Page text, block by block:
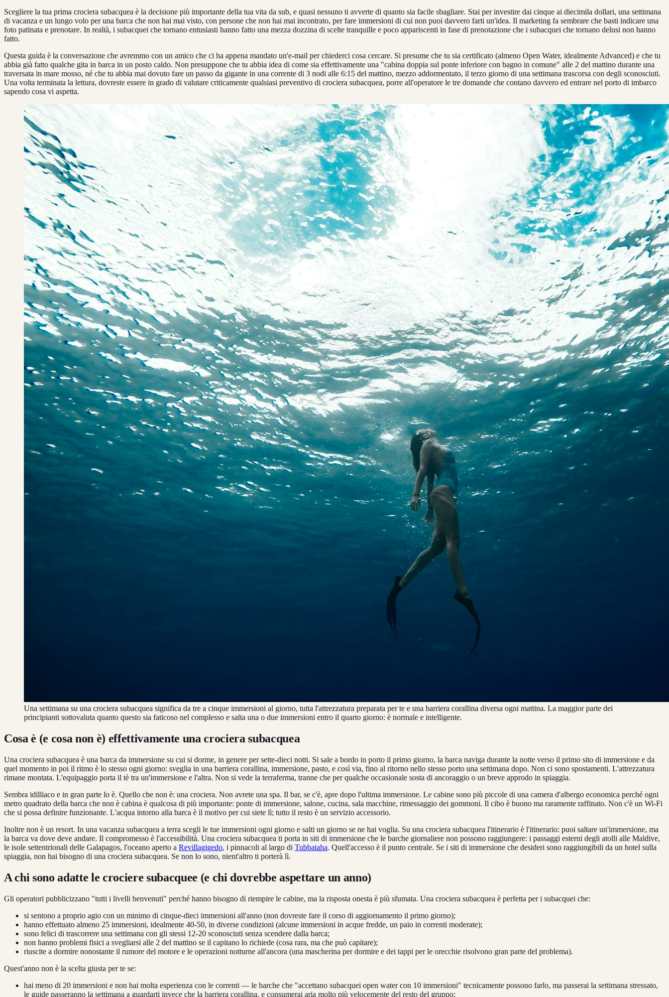
Scegliere la tua prima crociera subacquea è la decisione più importante della tua vita da sub, e quasi nessuno ti avverte di quanto sia facile sbagliare. Stai per investire dai cinque ai diecimila dollari, una settimana
di vacanza e un lungo volo per una barca che non hai mai visto, con persone che non hai mai incontrato, per fare immersioni di cui non puoi davvero farti un'idea. Il marketing fa sembrare che basti indicare una
foto patinata e prenotare. In realtà, i subacquei che tornano entusiasti hanno fatto una mezza dozzina di scelte tranquille e poco appariscenti in fase di prenotazione che i subacquei che tornano delusi non hanno
fatto.
Questa guida è la conversazione che avremmo con un amico che ci ha appena mandato un'e-mail per chiederci cosa cercare. Si presume che tu sia certificato (almeno Open Water, idealmente Advanced) e che tu
abbia già fatto qualche gita in barca in un posto caldo. Non presuppone che tu abbia idea di come sia effettivamente una "cabina doppia sul ponte inferiore con bagno in comune" alle 2 del mattino durante una
traversata in mare mosso, né che tu abbia mai dovuto fare un passo da gigante in una corrente di 3 nodi alle 6:15 del mattino, mezzo addormentato, il terzo giorno di una settimana trascorsa con degli sconosciuti.
Una volta terminata la lettura, dovreste essere in grado di valutare criticamente qualsiasi preventivo di crociera subacquea, porre all'operatore le tre domande che contano davvero ed entrare nel porto di imbarco
sapendo cosa vi aspetta.
Una settimana su una crociera subacquea significa da tre a cinque immersioni al giorno, tutta l'attrezzatura preparata per te e una barriera corallina diversa ogni mattina. La maggior parte dei
principianti sottovaluta quanto questo sia faticoso nel complesso e salta una o due immersioni entro il quarto giorno: è normale e intelligente.
Cosa è (e cosa non è) effettivamente una crociera subacquea
Una crociera subacquea è una barca da immersione su cui si dorme, in genere per sette-dieci notti. Si sale a bordo in porto il primo giorno, la barca naviga durante la notte verso il primo sito di immersione e da
quel momento in poi il ritmo è lo stesso ogni giorno: sveglia in una barriera corallina, immersione, pasto, e così via, fino al ritorno nello stesso porto una settimana dopo. Non ci sono spostamenti. L'attrezzatura
rimane montata. L'equipaggio porta il tè tra un'immersione e l'altra. Non si vede la terraferma, tranne che per qualche occasionale sosta di ancoraggio o un breve approdo in spiaggia.
Sembra idilliaco e in gran parte lo è. Quello che non è: una crociera. Non avrete una spa. Il bar, se c'è, apre dopo l'ultima immersione. Le cabine sono più piccole di una camera d'albergo economica perché ogni
metro quadrato della barca che non è cabina è qualcosa di più importante: ponte di immersione, salone, cucina, sala macchine, rimessaggio dei gommoni. Il cibo è buono ma raramente raffinato. Non c'è un Wi-Fi
che si possa definire funzionante. L'acqua intorno alla barca è il motivo per cui siete lì; tutto il resto è un servizio accessorio.
Inoltre non è un resort. In una vacanza subacquea a terra scegli le tue immersioni ogni giorno e salti un giorno se ne hai voglia. Su una crociera subacquea l'itinerario è l'itinerario: puoi saltare un'immersione, ma
la barca va dove deve andare. Il compromesso è l'accessibilità. Una crociera subacquea ti porta in siti di immersione che le barche giornaliere non possono raggiungere: i passaggi esterni degli atolli alle Maldive,
le isole settentrionali delle Galapagos, l'oceano aperto a Revillagigedo, i pinnacoli al largo di Tubbataha. Quell'accesso è il punto centrale. Se i siti di immersione che desideri sono raggiungibili da un hotel sulla
spiaggia, non hai bisogno di una crociera subacquea. Se non lo sono, nient'altro ti porterà lì.
A chi sono adatte le crociere subacquee (e chi dovrebbe aspettare un anno)
Gli operatori pubblicizzano "tutti i livelli benvenuti" perché hanno bisogno di riempire le cabine, ma la risposta onesta è più sfumata. Una crociera subacquea è perfetta per i subacquei che:
si sentono a proprio agio con un minimo di cinque-dieci immersioni all'anno (non dovreste fare il corso di aggiornamento il primo giorno);
hanno effettuato almeno 25 immersioni, idealmente 40-50, in diverse condizioni (alcune immersioni in acque fredde, un paio in correnti moderate);
sono felici di trascorrere una settimana con gli stessi 12-20 sconosciuti senza scendere dalla barca;
non hanno problemi fisici a svegliarsi alle 2 del mattino se il capitano lo richiede (cosa rara, ma che può capitare);
riuscite a dormire nonostante il rumore del motore e le operazioni notturne all'ancora (una mascherina per dormire e dei tappi per le orecchie risolvono gran parte del problema).
Quest'anno non è la scelta giusta per te se:
hai meno di 20 immersioni e non hai molta esperienza con le correnti — le barche che "accettano subacquei open water con 10 immersioni" tecnicamente possono farlo, ma passerai la settimana stressato,
le guide passeranno la settimana a guardarti invece che la barriera corallina, e consumerai aria molto più velocemente del resto del gruppo;